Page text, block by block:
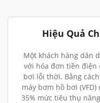
Hiệu Quả
Một khách hàng dân
với hóa đơn tiền điện
bơi lỗi thời. Bằng
máy bơm hồ bơi
35% mức tiêu thụ